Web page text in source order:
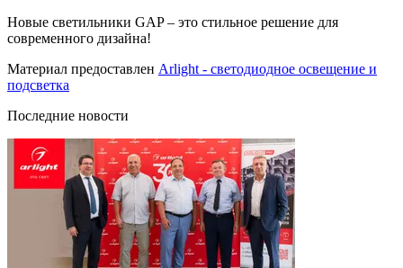
Новые светильники GAP – это стильное решение для
современного дизайна!
Материал предоставлен Arlight - светодиодное освещение и
подсветка
Последние новости